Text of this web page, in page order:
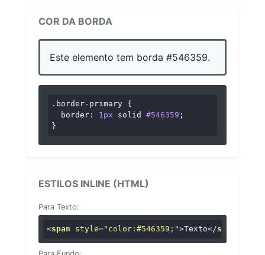
COR DA BORDA
Este elemento tem borda #546359.
.border-primary {
border : 1px solid #546359 ;
}
ESTILOS INLINE (HTML)
Para Texto:
<span style="color:#546359;">Texto</span